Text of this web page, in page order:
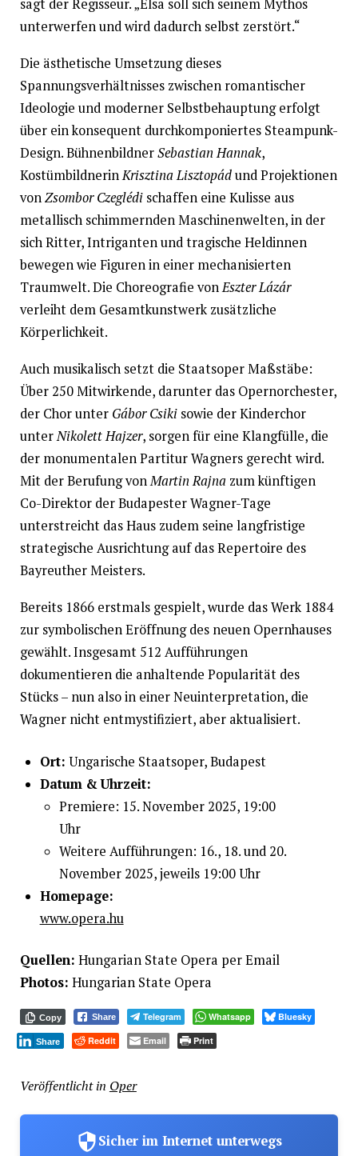
sagt der Regisseur. „Elsa soll sich seinem Mythos
unterwerfen und wird dadurch selbst zerstört.“
Die ästhetische Umsetzung dieses
Spannungsverhältnisses zwischen romantischer
Ideologie und moderner Selbstbehauptung erfolgt
über ein konsequent durchkomponiertes Steampunk-
Design. BühnenbildnerSebastian Hannak,
KostümbildnerinKrisztina Lisztopádund Projektionen
vonZsombor Czeglédischaffen eine Kulisse aus
metallisch schimmernden Maschinenwelten, in der
sich Ritter, Intriganten und tragische Heldinnen
bewegen wie Figuren in einer mechanisierten
Traumwelt. Die Choreografie vonEszter Lázár
verleiht dem Gesamtkunstwerk zusätzliche
Körperlichkeit.
Auch musikalisch setzt die Staatsoper Maßstäbe:
Über 250 Mitwirkende, darunter das Opernorchester,
der Chor unter Gábor Csikisowie der Kinderchor
unterNikolett Hajzer, sorgen für eine Klangfülle, die
der monumentalen Partitur Wagners gerecht wird.
Mit der Berufung vonMartin Rajna zum künftigen
Co-Direktor der Budapester Wagner-Tage
unterstreicht das Haus zudem seine langfristige
strategische Ausrichtung auf das Repertoire des
Bayreuther Meisters.
Bereits 1866 erstmals gespielt, wurde das Werk 1884
zur symbolischen Eröffnung des neuen Opernhauses
gewählt. Insgesamt 512 Aufführungen
dokumentieren die anhaltende Popularität des
Stücks – nun also in einer Neuinterpretation, die
Wagner nicht entmystifiziert, aber aktualisiert.
Ort: Ungarische Staatsoper, Budapest
Datum & Uhrzeit:
Premiere: 15. November 2025, 19:00
Uhr
Weitere Aufführungen: 16., 18. und 20.
November 2025, jeweils 19:00 Uhr
Homepage:
www.opera.hu
Quellen: Hungarian State Opera per Email
Photos: Hungarian State Opera
Copy Share Telegram Whatsapp Bluesky
Share Reddit Email Print
Veröffentlicht in Oper
Sicher im Internet unterwegs